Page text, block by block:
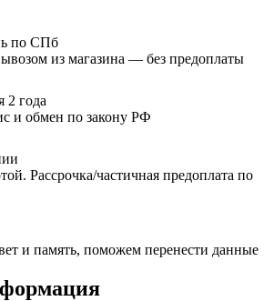
по СПб
из магазина — без предоплаты
2 года
и обмен по закону РФ
Рассрочка/частичная предоплата по
и память, поможем перенести данные